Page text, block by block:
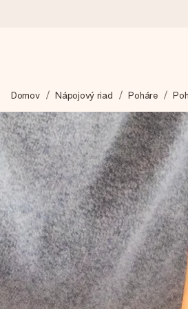
Váš darček starostlivo vyrobíme a
4,7 (na základe +15 000
Naše darčeky inšpirujú. Zákazníci
Kartička s venovaním
Vytvorte niečo výnimočné v pár
Domov Nápojový riad Poháre